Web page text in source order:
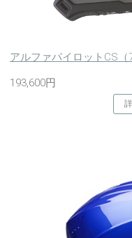
アルファパイロットCS
193,600円